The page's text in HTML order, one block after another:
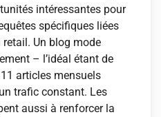
intéressantes pour
spécifiques liées
Un blog mode
– l’idéal étant de
articles mensuels
trafic constant. Les
aussi à renforcer la